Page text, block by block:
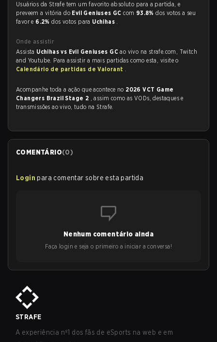
Usuários da Strafe tem um favorito absoluto para a partida, e
preveem a vitória do Evil Geniuses GCcom 93.8%dos votos a seu
favor e 6.2%dos votos para Uchihas .
Onde assistir
Assista Uchihas vs Evil Geniuses GCao vivo na strafe.com, Twitch
and Youtube. Para assistir a mais partidas como esta, visite o
Calendário de partidas de Valorant .
Acompanhe toda a ação que acontece no 2026 VCT Game
Changers Brazil Stage 2 , assim como as VODs, destaques e
transmissões ao vivo, tudo na Strafe.
COMENTÁRIO(0)
Login para comentar sobre esta partida
Nenhum comentário ainda
Faça login e seja o primeiro a iniciar a conversa!
STRAFE
A experiência nº1 dos fãs de eSports na web e em